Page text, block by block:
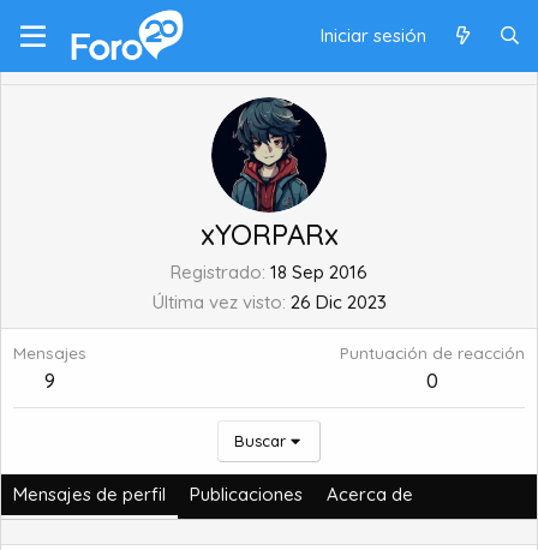
Iniciar sesión
xYORPARx
Registrado 18 Sep 2016
Última vez visto 26 Dic 2023
Mensajes
9
Puntuación de reacción
0
Buscar
Mensajes de perfil Publicaciones Acerca de